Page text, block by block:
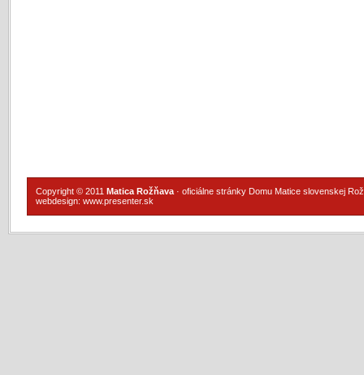
Copyright © 2011 Matica Rožňava · oficiálne stránky Domu Matice slovenskej
webdesign: www.presenter.sk